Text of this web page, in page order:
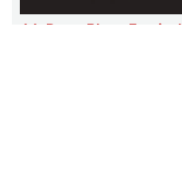
44. Rawa Blues Festival